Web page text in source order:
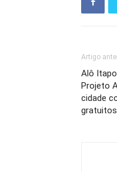
Artigo
Alô
Projeto
cidade